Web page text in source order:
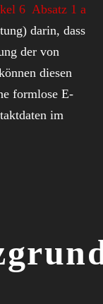
6 Absatz 1 a
darin, dass
der von
diesen
formlose E-
im